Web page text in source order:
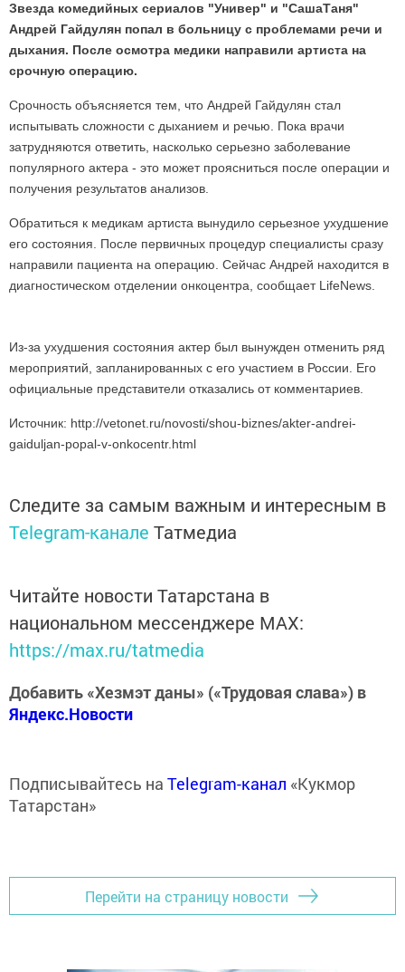
Звезда комедийных сериалов "Универ" и "СашаТаня"
Андрей Гайдулян попал в больницу с проблемами речи и
дыхания. После осмотра медики направили артиста на
срочную операцию.
Срочность объясняется тем, что Андрей Гайдулян стал
испытывать сложности с дыханием и речью. Пока врачи
затрудняются ответить, насколько серьезно заболевание
популярного актера - это может проясниться после операции и
получения результатов анализов.
Обратиться к медикам артиста вынудило серьезное ухудшение
его состояния. После первичных процедур специалисты сразу
направили пациента на операцию. Сейчас Андрей находится в
диагностическом отделении онкоцентра, сообщает LifeNews.
Из-за ухудшения состояния актер был вынужден отменить ряд
мероприятий, запланированных с его участием в России. Его
официальные представители отказались от комментариев.
Источник: http://vetonet.ru/novosti/shou-biznes/akter-andrei-
gaiduljan-popal-v-onkocentr.html
Следите за самым важным и интересным в
Telegram-канале Татмедиа
Читайте новости Татарстана в
национальном мессенджере MАХ:
https://max.ru/tatmedia
Добавить «Хезмэт даны» («Трудовая слава») в
Яндекс.Новости
Подписывайтесь на Telegram-канал «Кукмор
Татарстан»
Перейти на страницу новости